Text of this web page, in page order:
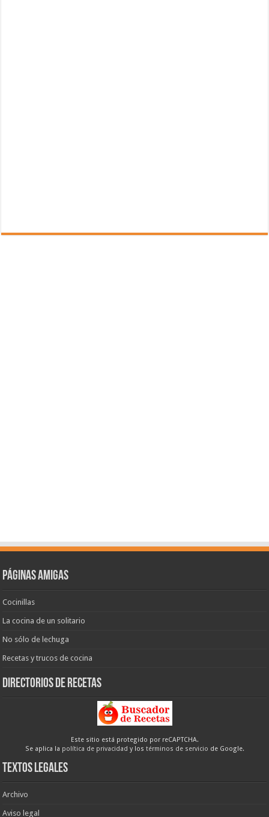
Páginas amigas
Cocinillas
La cocina de un solitario
No sólo de lechuga
Recetas y trucos de cocina
Directorios de recetas
Este sitio está protegido por reCAPTCHA.
Se aplica la política de privacidad y los términos de servicio de Google.
Textos legales
Archivo
Aviso legal